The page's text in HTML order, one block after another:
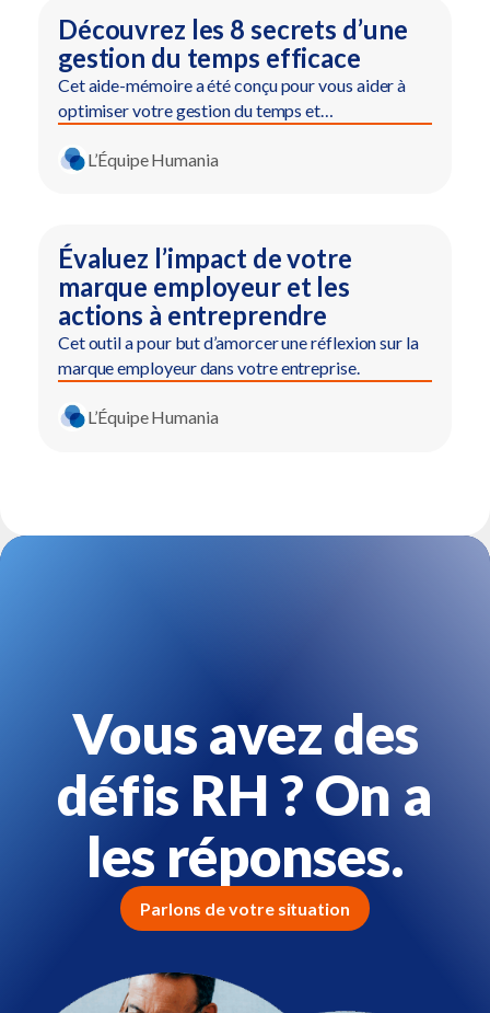
Découvrez les 8 secrets d’une
gestion du temps efficace
Cet aide-mémoire a été conçu pour vous aider à
optimiser votre gestion du temps et…
L’Équipe Humania
Évaluez l’impact de votre
marque employeur et les
actions à entreprendre
Cet outil a pour but d’amorcer une réflexion sur la
marque employeur dans votre entreprise.
L’Équipe Humania
Vous avez des
défis RH ? On a
les réponses.
Parlons de votre situation